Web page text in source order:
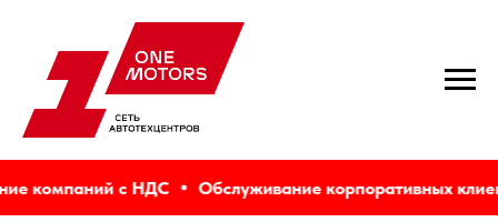
компаний с НДС Обслуживание корпоративных